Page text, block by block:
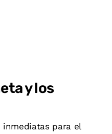
y los
para el